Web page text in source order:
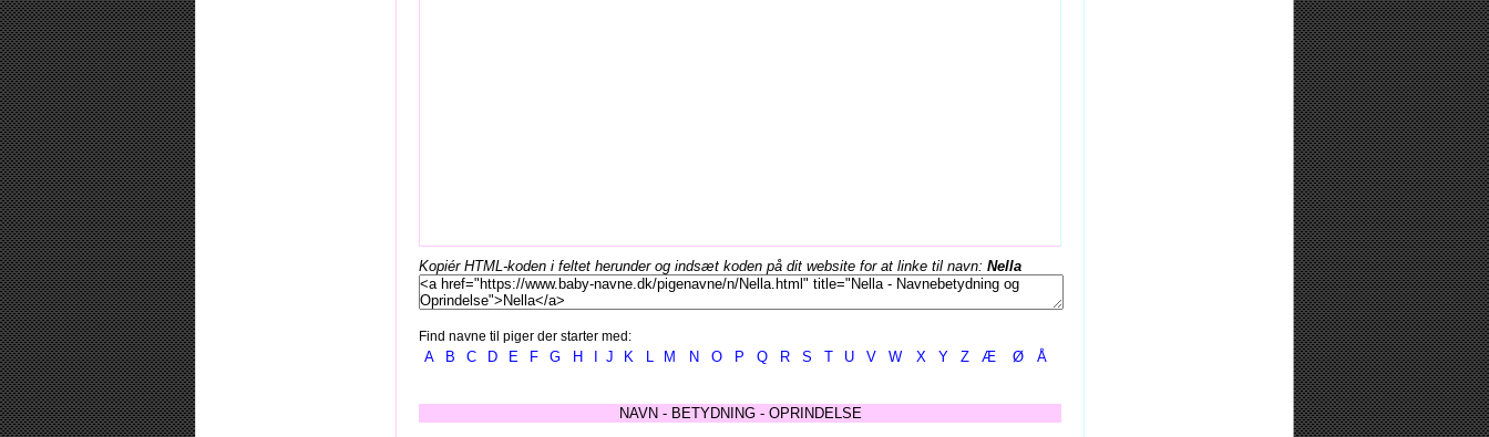
Kopiér HTML-koden i feltet herunder og indsæt koden på dit website for at linke til navn: Nella
Find navne til piger der starter med:
A B C D E F G H J K L M N O P Q R S T U V W X Y Z Æ Ø Å
NAVN - BETYDNING - OPRINDELSE